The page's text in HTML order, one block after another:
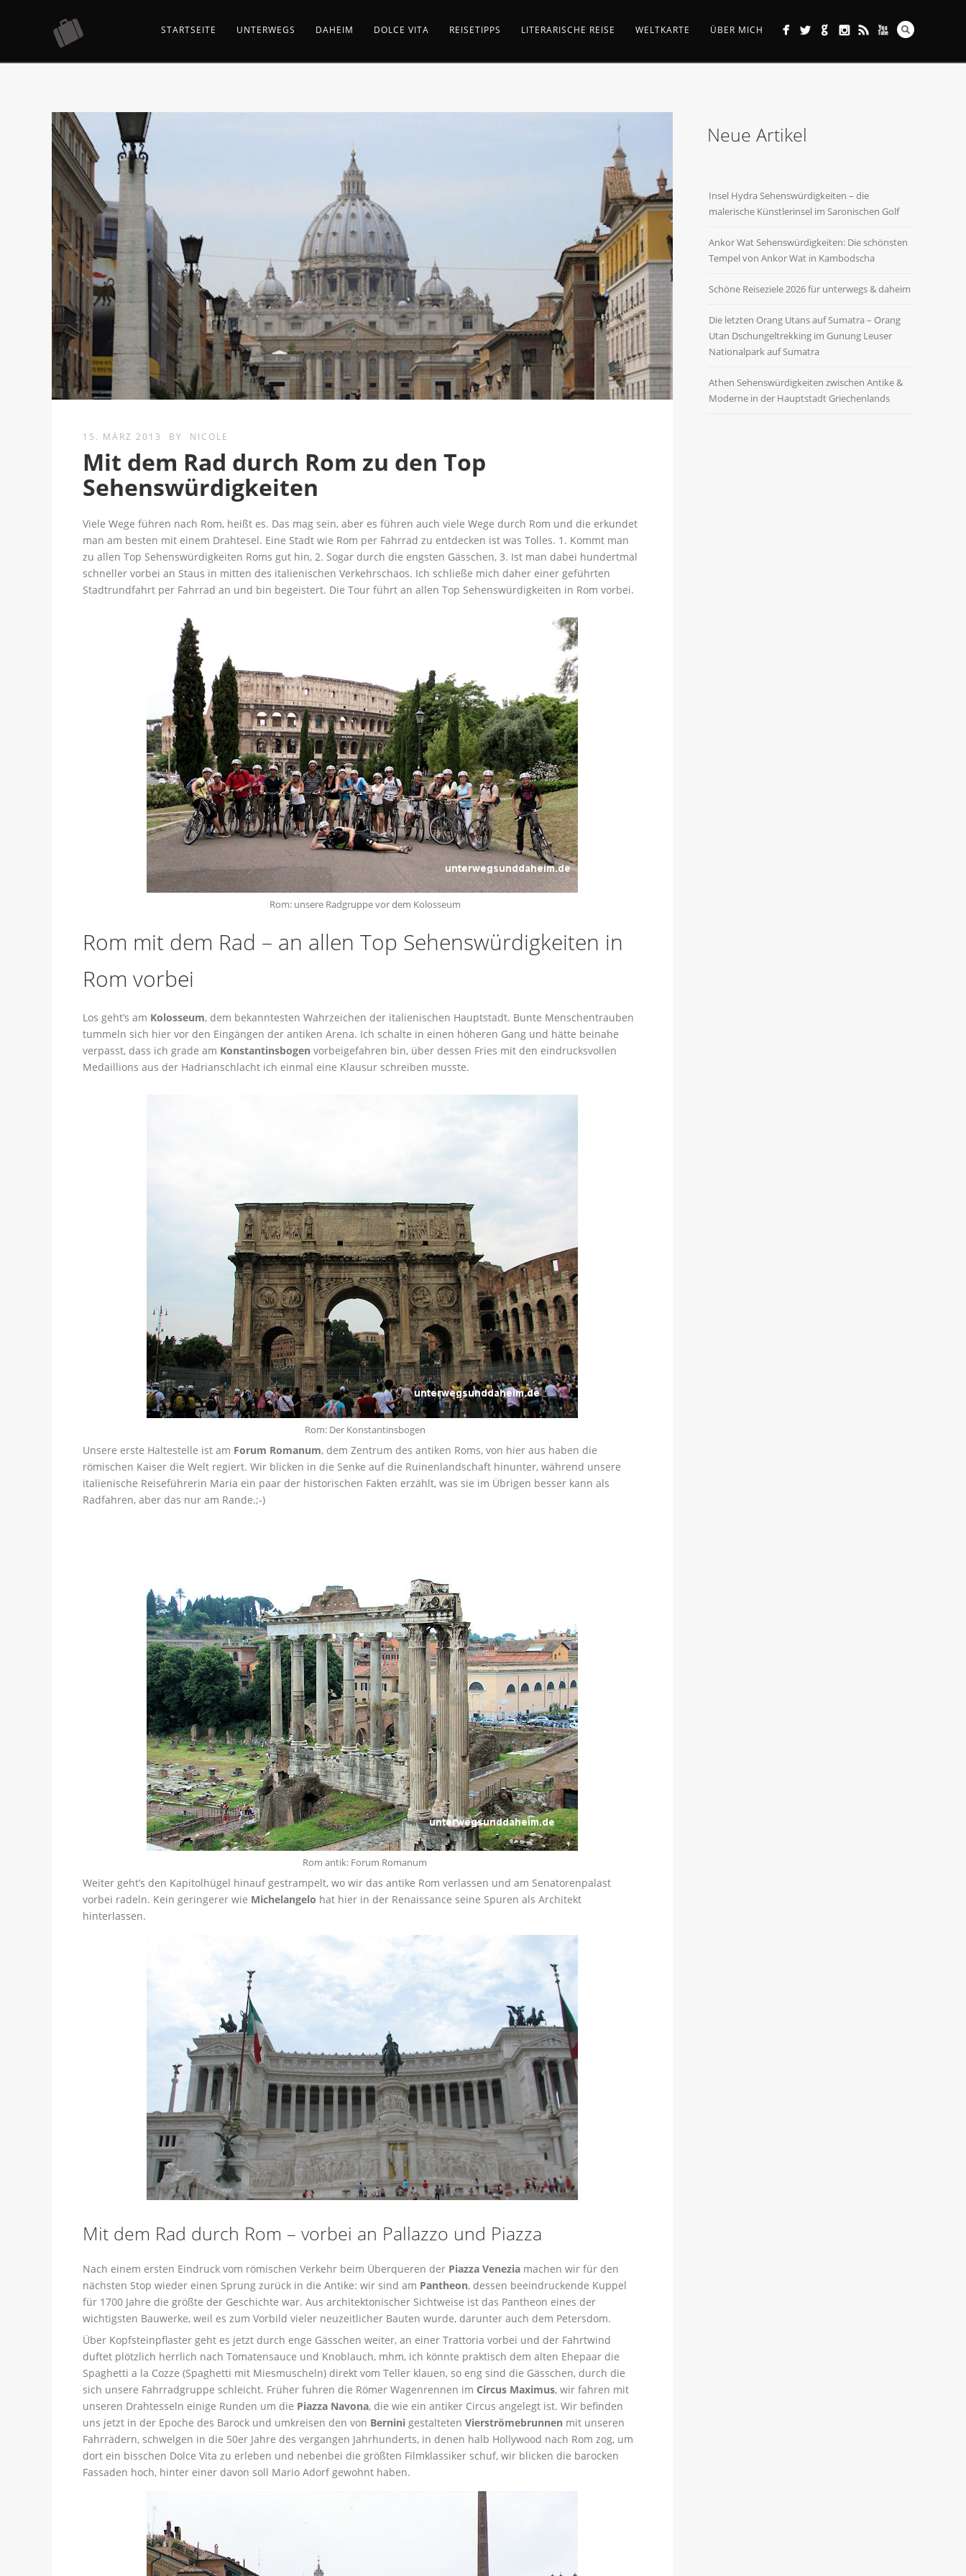
STARTSEITE UNTERWEGS DAHEIM DOLCE VITA REISETIPPS LITERARISCHE REISE WELTKARTE ÜBER MICH
15. MÄRZ 2013 BY NICOLE
Mit dem Rad durch Rom zu den Top
Sehenswürdigkeiten
Viele Wege führen nach Rom, heißt es. Das mag sein, aber es führen auch viele Wege durch Rom und die erkundet
man am besten mit einem Drahtesel. Eine Stadt wie Rom per Fahrrad zu entdecken ist was Tolles. 1. Kommt man
zu allen Top Sehenswürdigkeiten Roms gut hin, 2. Sogar durch die engsten Gässchen, 3. Ist man dabei hundertmal
schneller vorbei an Staus in mitten des italienischen Verkehrschaos. Ich schließe mich daher einer geführten
Stadtrundfahrt per Fahrrad an und bin begeistert. Die Tour führt an allen Top Sehenswürdigkeiten in Rom vorbei.
Rom: unsere Radgruppe vor dem Kolosseum
Rom mit dem Rad – an allen Top Sehenswürdigkeiten in
Rom vorbei
Los geht’s am Kolosseum, dem bekanntesten Wahrzeichen der italienischen Hauptstadt. Bunte Menschentrauben
tummeln sich hier vor den Eingängen der antiken Arena. Ich schalte in einen höheren Gang und hätte beinahe
verpasst, dass ich grade am Konstantinsbogen vorbeigefahren bin, über dessen Fries mit den eindrucksvollen
Medaillions aus der Hadrianschlacht ich einmal eine Klausur schreiben musste.
Rom: Der Konstantinsbogen
Unsere erste Haltestelle ist am Forum Romanum, dem Zentrum des antiken Roms, von hier aus haben die
römischen Kaiser die Welt regiert. Wir blicken in die Senke auf die Ruinenlandschaft hinunter, während unsere
italienische Reiseführerin Maria ein paar der historischen Fakten erzählt, was sie im Übrigen besser kann als
Radfahren, aber das nur am Rande.;-)
Rom antik: Forum Romanum
Weiter geht’s den Kapitolhügel hinauf gestrampelt, wo wir das antike Rom verlassen und am Senatorenpalast
vorbei radeln. Kein geringerer wie Michelangelo hat hier in der Renaissance seine Spuren als Architekt
hinterlassen.
Mit dem Rad durch Rom – vorbei an Pallazzo und Piazza
Nach einem ersten Eindruck vom römischen Verkehr beim Überqueren der Piazza Venezia machen wir für den
nächsten Stop wieder einen Sprung zurück in die Antike: wir sind am Pantheon, dessen beeindruckende Kuppel
für 1700 Jahre die größte der Geschichte war. Aus architektonischer Sichtweise ist das Pantheon eines der
wichtigsten Bauwerke, weil es zum Vorbild vieler neuzeitlicher Bauten wurde, darunter auch dem Petersdom.
Über Kopfsteinpflaster geht es jetzt durch enge Gässchen weiter, an einer Trattoria vorbei und der Fahrtwind
duftet plötzlich herrlich nach Tomatensauce und Knoblauch, mhm, ich könnte praktisch dem alten Ehepaar die
Spaghetti a la Cozze (Spaghetti mit Miesmuscheln) direkt vom Teller klauen, so eng sind die Gässchen, durch die
sich unsere Fahrradgruppe schleicht. Früher fuhren die Römer Wagenrennen im Circus Maximus, wir fahren mit
unseren Drahtesseln einige Runden um die Piazza Navona, die wie ein antiker Circus angelegt ist. Wir befinden
uns jetzt in der Epoche des Barock und umkreisen den von Bernini gestaltetenVierströmebrunnen mit unseren
Fahrrädern, schwelgen in die 50er Jahre des vergangen Jahrhunderts, in denen halb Hollywood nach Rom zog, um
dort ein bisschen Dolce Vita zu erleben und nebenbei die größten Filmklassiker schuf, wir blicken die barocken
Fassaden hoch, hinter einer davon soll Mario Adorf gewohnt haben.
Neue Artikel
Insel Hydra Sehenswürdigkeiten – die
malerische Künstlerinsel im Saronischen Golf
Ankor Wat Sehenswürdigkeiten: Die schönsten
Tempel von Ankor Wat in Kambodscha
Schöne Reiseziele 2026 für unterwegs & daheim
Die letzten Orang Utans auf Sumatra – Orang
Utan Dschungeltrekking im Gunung Leuser
Nationalpark auf Sumatra
Athen Sehenswürdigkeiten zwischen Antike &
Moderne in der Hauptstadt Griechenlands